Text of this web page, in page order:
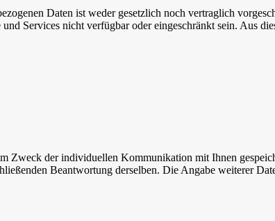
Daten ist weder gesetzlich noch vertraglich
Services nicht verfügbar oder eingeschränkt sein. Aus
Zweck der individuellen Kommunikation mit Ihnen
Beantwortung derselben. Die Angabe weiterer